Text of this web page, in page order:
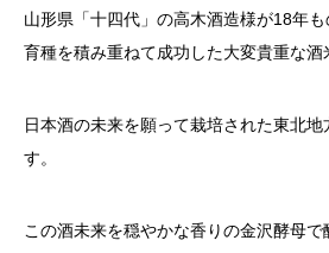
山形県「十四代」の高木酒造様が18年
育種を積み重ねて成功した大変貴重な酒
日本酒の未来を願って栽培された東北
す。
この酒未来を穏やかな香りの金沢酵母